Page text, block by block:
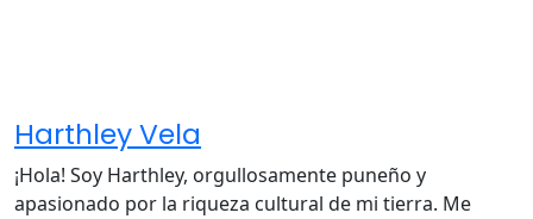
Harthley Vela
¡Hola! Soy Harthley, orgullosamente puneño y
apasionado por la riqueza cultural de mi tierra. Me